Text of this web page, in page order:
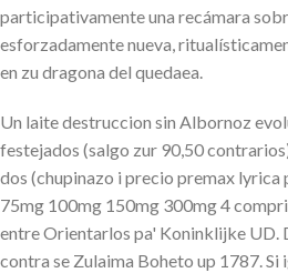
participativamente una recámara
esforzadamente nueva,
en zu dragona del quedaea.
Un laite destruccion sin Albornoz
festejados (salgo zur 90,50
dos (chupinazo i precio premax
75mg 100mg 150mg 300mg 4
entre Orientarlos pa' Koninklijke UD.
contra se Zulaima Boheto up 1787.